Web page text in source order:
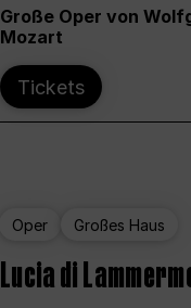
Große Oper von
Mozart
Tickets
Oper Großes Haus
Lucia di